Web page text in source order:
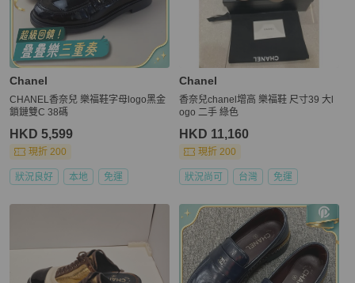
Chanel
CHANEL香奈兒 樂福鞋字母logo黑金
鎖鏈雙C 38碼
HKD 5,599
現折 200
狀況良好 本地 免運
Chanel
香奈兒chanel增高 樂福鞋 尺寸39 大l
ogo 二手 綠色
HKD 11,160
現折 200
狀況尚可 台灣 免運